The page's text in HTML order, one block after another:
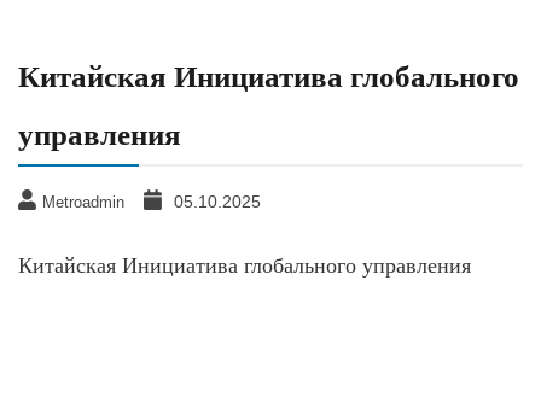
Китайская Инициатива глобального
управления
Metroadmin 05.10.2025
Китайская Инициатива глобального управления